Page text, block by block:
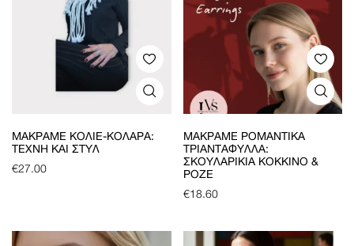
ΜΑΚΡΑΜΈ ΚΟΛΙΈ-ΚΟΛΆΡΑ:
ΤΈΧΝΗ ΚΑΙ ΣΤΥΛ
€27.00
ΜΑΚΡΑΜΈ ΡΟΜΑΝΤΙΚΆ
ΤΡΙΑΝΤΆΦΥΛΛΑ:
ΣΚΟΥΛΑΡΊΚΙΑ ΚΌΚΚΙΝΟ &
ΡΟΖΈ
€18.60